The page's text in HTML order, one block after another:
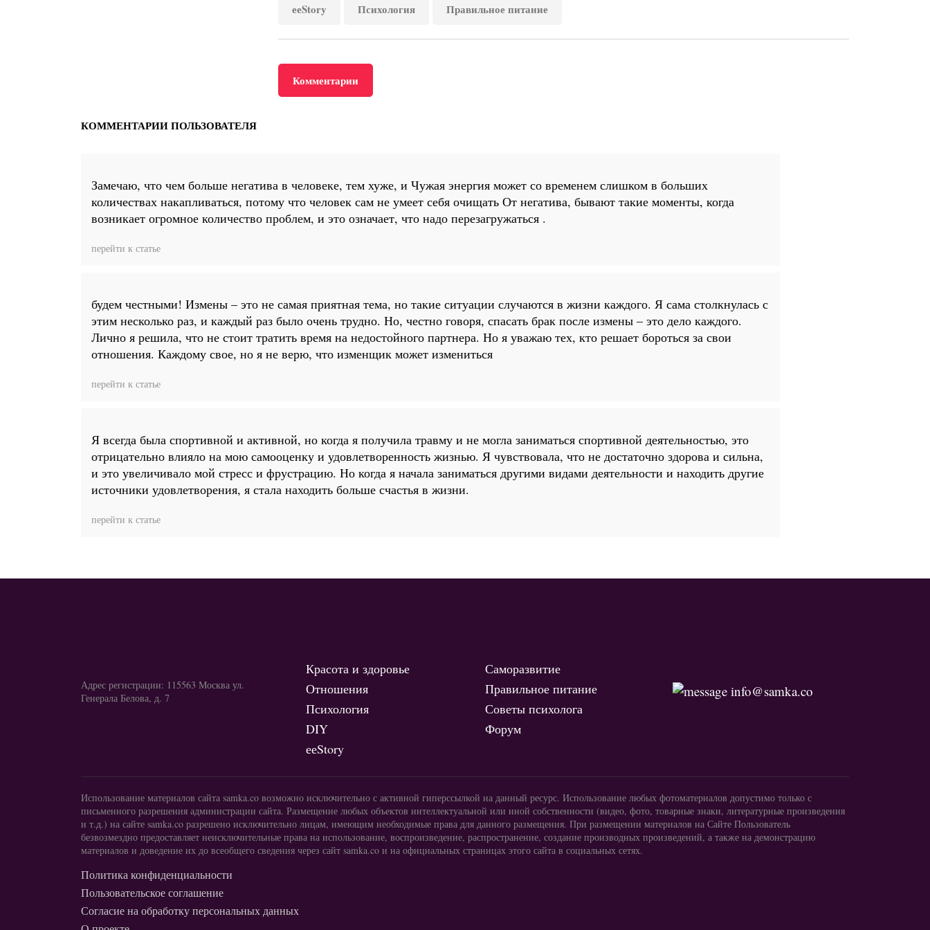
ееStory Психология Правильное питание
Комментарии
КОММЕНТАРИИ ПОЛЬЗОВАТЕЛЯ
Замечаю, что чем больше негатива в человеке, тем хуже, и Чужая энергия может со временем слишком в больших
количествах накапливаться, потому что человек сам не умеет себя очищать От негатива, бывают такие моменты, когда
возникает огромное количество проблем, и это означает, что надо перезагружаться .
перейти к статье
будем честными! Измены – это не самая приятная тема, но такие ситуации случаются в жизни каждого. Я сама столкнулась с
этим несколько раз, и каждый раз было очень трудно. Но, честно говоря, спасать брак после измены – это дело каждого.
Лично я решила, что не стоит тратить время на недостойного партнера. Но я уважаю тех, кто решает бороться за свои
отношения. Каждому свое, но я не верю, что изменщик может измениться
перейти к статье
Я всегда была спортивной и активной, но когда я получила травму и не могла заниматься спортивной деятельностью, это
отрицательно влияло на мою самооценку и удовлетворенность жизнью. Я чувствовала, что не достаточно здорова и сильна,
и это увеличивало мой стресс и фрустрацию. Но когда я начала заниматься другими видами деятельности и находить другие
источники удовлетворения, я стала находить больше счастья в жизни.
перейти к статье
Адрес регистрации: 115563 Москва ул.
Генерала Белова, д. 7
Красота и здоровье
Отношения
Психология
DIY
ееStory
Саморазвитие
Правильное питание
Советы психолога
Форум
info@samka.co
Использование материалов сайта samka.co возможно исключительно с активной гиперссылкой на данный ресурс. Использование любых фотоматериалов допустимо только с
письменного разрешения администрации сайта. Размещение любых объектов интеллектуальной или иной собственности (видео, фото, товарные знаки, литературные произведения
и т.д.) на сайте samka.co разрешено исключительно лицам, имеющим необходимые права для данного размещения. При размещении материалов на Сайте Пользователь
безвозмездно предоставляет неисключительные права на использование, воспроизведение, распространение, создание производных произведений, а также на демонстрацию
материалов и доведение их до всеобщего сведения через сайт samka.co и на официальных страницах этого сайта в социальных сетях.
Политика конфиденциальности
Пользовательское соглашение
Согласие на обработку персональных данных